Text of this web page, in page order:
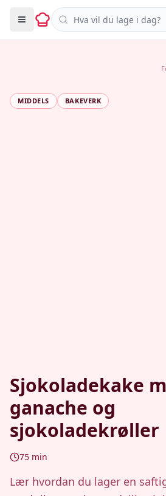
Søk i oppskrifter
MIDDELS BAKEVERK
Sjokoladekake
ganache og
sjokoladekrøller
75 min
Lær hvordan du lager en